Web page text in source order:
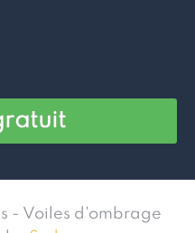
- Voiles d'ombrage